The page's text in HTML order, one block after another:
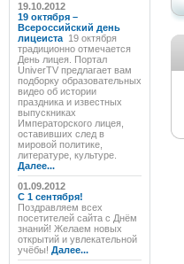
19.10.2012
19 октября –
Всероссийский день
лицеиста 19 октября
традиционно отмечается
День лицея. Портал
UniverTV предлагает вам
подборку образовательных
видео об истории
праздника и известных
выпускниках
Императорского лицея,
оставивших след в
мировой политике,
литературе, культуре.
Далее...
01.09.2012
C 1 сентября!
Поздравляем всех
посетителей сайта с Днём
знаний! Желаем новых
открытий и увлекательной
учёбы! Далее...